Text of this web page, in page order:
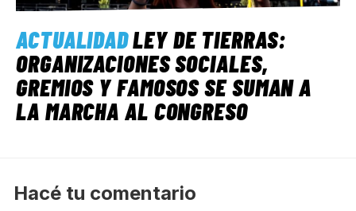
ACTUALIDADLEY DE TIERRAS:
ORGANIZACIONES SOCIALES,
GREMIOS Y FAMOSOS SE SUMAN A
LA MARCHA AL CONGRESO
Hacé tu comentario